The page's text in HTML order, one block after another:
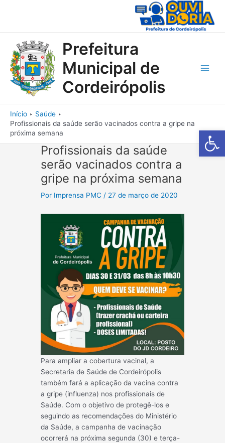
Barra de
Prefeitura
Municipal de
Cordeirópolis
Início
Saúde
Profissionais da saúde serão vacinados contra a gripe na
próxima semana
Profissionais da saúde
serão vacinados contra a
gripe na próxima semana
Por Imprensa PMC / 27 de março de 2020
Para ampliar a cobertura vacinal, a
Secretaria de Saúde de Cordeirópolis
também fará a aplicação da vacina contra
a gripe (influenza) nos profissionais de
Saúde. Com o objetivo de protegê-los e
seguindo as recomendações do Ministério
da Saúde, a campanha de vacinação
ocorrerá na próxima segunda (30) e terça-